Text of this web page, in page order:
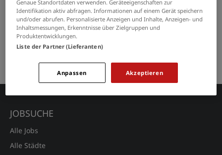
Butgenbach
GRENZEN SIE IHRE SUCHE EIN
Keine Suchergebnisse gefunden.
JOBSUCHE
Alle Jobs
Alle Städte
Genaue Standortdaten verwenden. Geräteeigenschaften zur
Identifikation aktiv abfragen. Informationen auf einem Gerät speichern
und/oder abrufen. Personalisierte Anzeigen und Inhalte, Anzeigen- und
Inhaltsmessungen, Erkenntnisse über Zielgruppen und
Produktentwicklungen.
Liste der Partner (Lieferanten)
Akzeptieren
Anpassen